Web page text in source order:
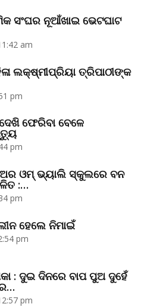
ସଂଘର ନୂଆଁଖାଇ ଭେଟଘାଟ
am
ଲକ୍ଷ୍ମୀପ୍ରିୟା ତ୍ରିପାଠୀଙ୍କ
pm
ଦେଖି ଫେରିବା ବେଳେ
pm
ଓମ୍‌ ଭ୍ୟାଲି ସ୍କୁଲରେ ବନ
:…
pm
ହେଲେ ନିମାଇଁ
pm
: ଦୁଇ ଦିନରେ ବାପ ପୁଅ ଦୁହେଁ
pm